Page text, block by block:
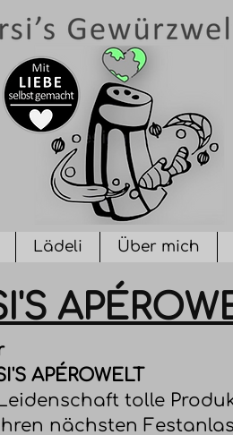
Lädeli Über mich
APÉROWELT
tolle
nächsten